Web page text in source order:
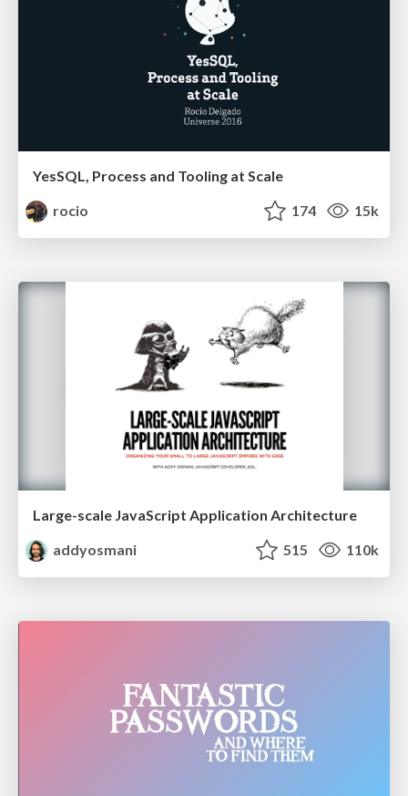
YesSQL, Process and Tooling at Scale
rocio
174 15k
Large-scale JavaScript Application Architecture
addyosmani
515 110k